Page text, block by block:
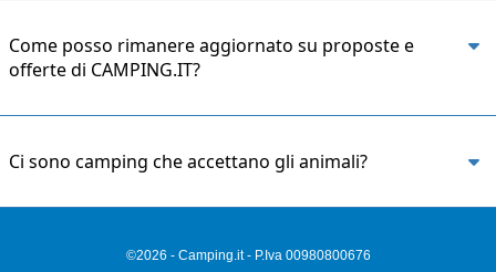
Come posso rimanere aggiornato su proposte e
offerte di CAMPING.IT?
Ci sono camping che accettano gli animali?
©2026 - Camping.it - P.Iva 00980800676